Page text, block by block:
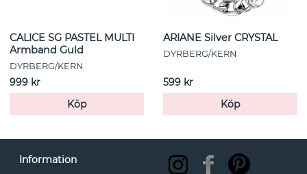
CALICE SG PASTEL MULTI
Armband Guld
DYRBERG/KERN
999 kr
Köp
ARIANE Silver CRYSTAL
DYRBERG/KERN
599 kr
Köp
Information